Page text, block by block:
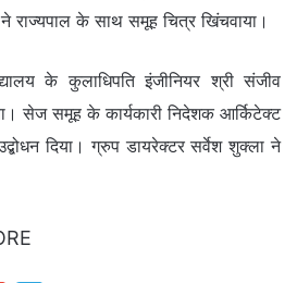
राज्यपाल के साथ समूह चित्र खिंचवाया।
के कुलाधिपति इंजीनियर श्री संजीव
सेज समूह के कार्यकारी निदेशक आर्किटेक्ट
दिया। ग्रुप डायरेक्टर सर्वेश शुक्ला ने